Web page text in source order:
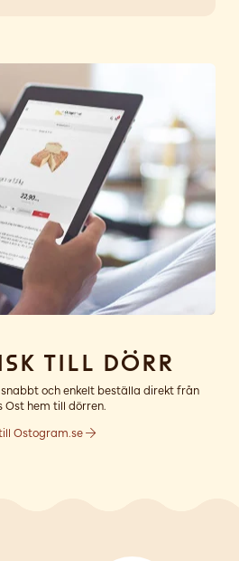
till dörr
och enkelt beställa direkt från
Ost hem till dörren.
Ostogram.se